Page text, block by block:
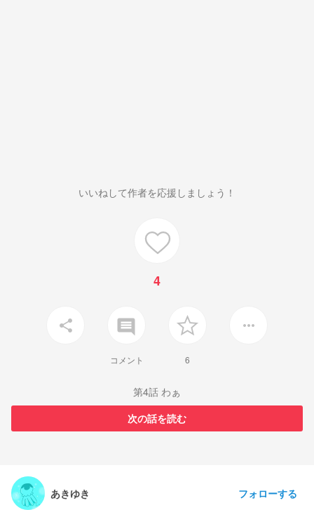
いいねして作者を応援しましょう！
4
share insert_comment
コメント 6
more_horiz
第4話 わぁ
次の話を読む
あきゆき フォローする